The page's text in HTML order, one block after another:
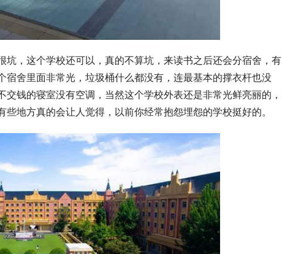
，这个学校还可以，真的不算坑，来读书之后还会分宿舍，有
舍里面非常光，垃圾桶什么都没有，连最基本的撑衣杆也没
钱的寝室没有空调，当然这个学校外表还是非常光鲜亮丽的，
地方真的会让人觉得，以前你经常抱怨埋怨的学校挺好的。